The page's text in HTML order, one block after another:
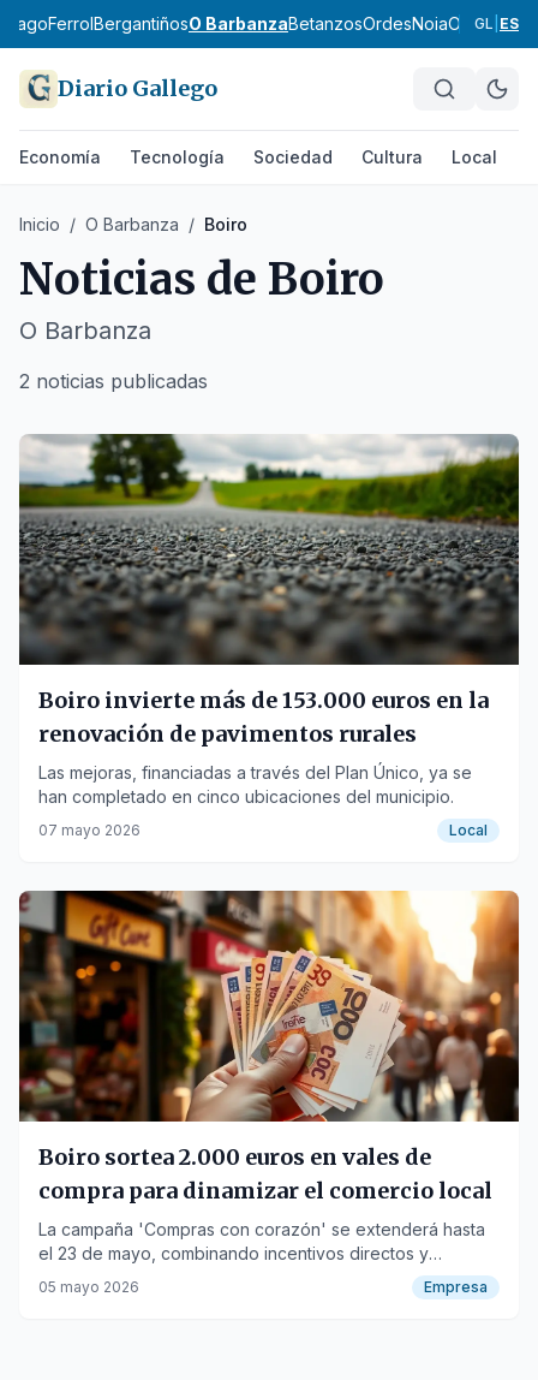
FerrolBergantiñosO BarbanzaBetanzosOrdesNoiaO Eume
GL ES
Diario Gallego
Economía Tecnología Sociedad Cultura Local
Inicio / O Barbanza / Boiro
Noticias de Boiro
O Barbanza
2 noticias publicadas
Boiro invierte más de 153.000 euros en la
renovación de pavimentos rurales
Las mejoras, financiadas a través del Plan Único, ya se
han completado en cinco ubicaciones del municipio.
07 mayo 2026 Local
Boiro sortea 2.000 euros en vales de
compra para dinamizar el comercio local
La campaña 'Compras con corazón' se extenderá hasta
el 23 de mayo, combinando incentivos directos y
actividades lúdicas para fomentar el consumo.
05 mayo 2026 Empresa